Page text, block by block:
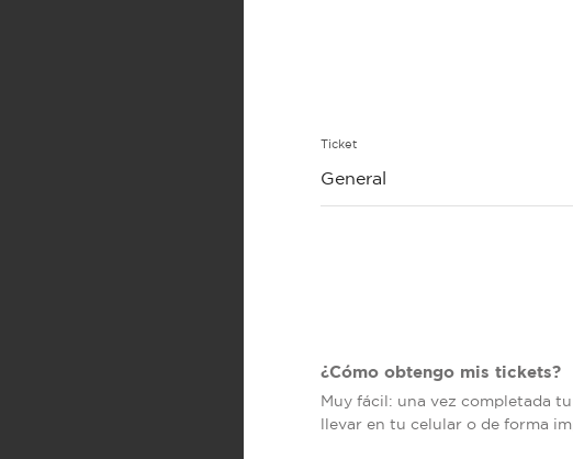
Ticket
General
¿Cómo obtengo mis tickets?
Muy fácil: una vez completada
llevar en tu celular o de forma